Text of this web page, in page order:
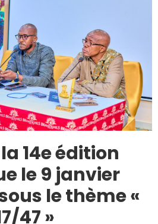
la 14e édition
le 9 janvier
le thème «
47 »